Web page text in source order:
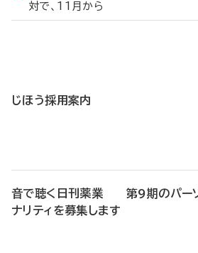
対で、11月から
じほう採用案内
音で聴く日刊薬業 第9期のパー
ナリティを募集します